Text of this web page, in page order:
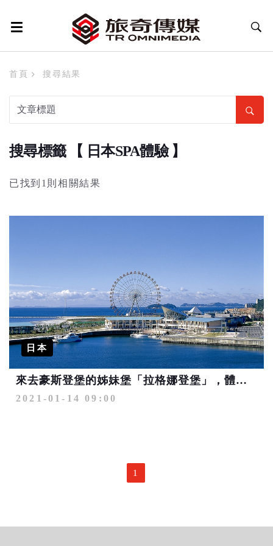
首頁 搜尋結果
搜尋標籤 【 日本SPA體驗 】
已找到1則相關結果
日本
來去豪斯登堡的姊妹堡「拉格娜登堡」，體驗 媲美世界頂級SPA的「海療館拉格娜」！
2021-01-14 09:00
1